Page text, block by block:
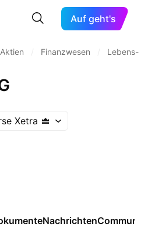
Auf geht's
Aktien Finanzwesen
Xetra
Nachrichten